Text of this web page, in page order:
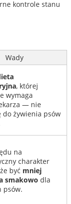
kontrole stanu
Wady
, której
wymaga
— nie
do żywienia psów
na
charakter
być mniej
smakowo dla
psów.